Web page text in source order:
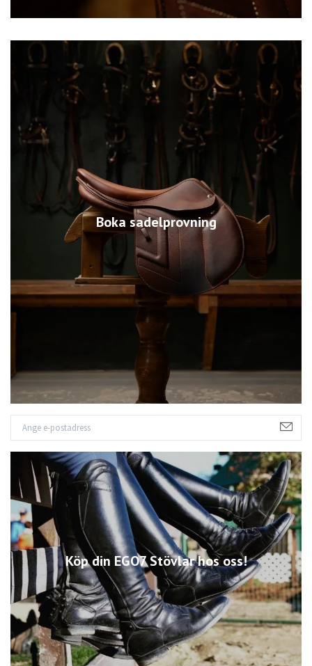
Boka sadelprovning
Köp din EGO7 Stövlar hos oss!